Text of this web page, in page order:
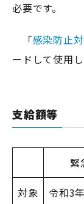
必要です。
「感染防止
ードして使用し
支給額等
緊
対象
令和3